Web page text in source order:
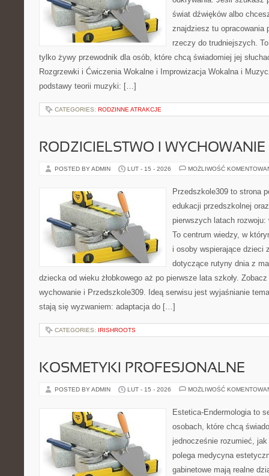
świat dźwięków albo
znajdziesz tu opracowania
rzeczy do trudniejszych.
tylko żywy przewodnik dla osób, które chcą świadomiej jej
Rozgrzewki i Ćwiczenia Wokalne i Improwizacja Wokalna i
podstawy teorii muzyki: […]
CATEGORIES: RODZINNE ATRAKCJE
RODZICIELSTWO I WYCHOWANIE
POSTED BY ADMIN LUT - 15 - 2026 MOŻLIWOŚĆ
Przedszkole309 to strona
edukacji przedszkolnej
pierwszych latach
To centrum wiedzy, w
i osoby wspierające dzieci
dotyczące rutyny dnia z
dziecka od wieku żłobkowego aż po pierwsze lata szkoły.
wychowanie i Przedszkole309. Ideą serwisu jest wyjaśnianie
stają się wyzwaniem: adaptacja do […]
CATEGORIES: IRISHROOTS
KOSMETYKI PROFESJONALNE
POSTED BY ADMIN LUT - 15 - 2026 MOŻLIWOŚĆ
Estetica-Endermologia to
osobach, które chcą
jednocześnie rozumieć,
polega medycyna
gabinetowe mają realne